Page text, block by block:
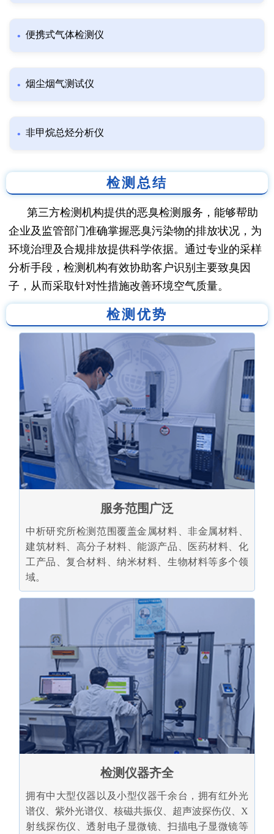
便携式气体检测仪
烟尘烟气测试仪
非甲烷总烃分析仪
检测总结
第三方检测机构提供的恶臭检测服务，能够帮助
企业及监管部门准确掌握恶臭污染物的排放状况，为
环境治理及合规排放提供科学依据。通过专业的采样
分析手段，检测机构有效协助客户识别主要致臭因
子，从而采取针对性措施改善环境空气质量。
检测优势
服务范围广泛
中析研究所检测范围覆盖金属材料、非金属材料、
建筑材料、高分子材料、能源产品、医药材料、化
工产品、复合材料、纳米材料、生物材料等多个领
域。
检测仪器齐全
拥有中大型仪器以及小型仪器千余台，拥有红外光
谱仪、紫外光谱仪、核磁共振仪、超声波探伤仪、X
射线探伤仪、透射电子显微镜、扫描电子显微镜等